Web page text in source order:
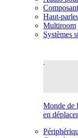
Haut-
Multiroom
Systèmes
Monde de
en